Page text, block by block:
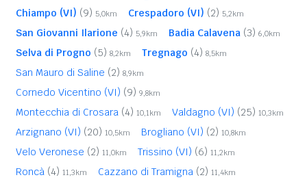
Chiampo (VI) (9) 5,0km Crespadoro (VI) (2) 5,2km
San Giovanni Ilarione (4) 5,9km Badia Calavena (3) 6,0km
Selva di Progno (5) 8,2km Tregnago (4) 8,5km
San Mauro di Saline (2) 8,9km
Cornedo Vicentino (VI) (9) 9,8km
Montecchia di Crosara (4) 10,1km Valdagno (VI) (25) 10,3km
Arzignano (VI) (20) 10,5km Brogliano (VI) (2) 10,8km
Velo Veronese (2) 11,0km Trissino (VI) (6) 11,2km
Roncà (4) 11,3km Cazzano di Tramigna (2) 11,4km